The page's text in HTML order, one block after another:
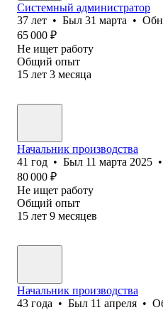
Системный администратор
37 лет • Был 31 марта •
65 000 ₽
Не ищет работу
Общий опыт
15 лет 3 месяца
Начальник производства
41 год • Был 11 марта 2025 •
80 000 ₽
Не ищет работу
Общий опыт
15 лет 9 месяцев
Начальник производства
43 года • Был 11 апреля •